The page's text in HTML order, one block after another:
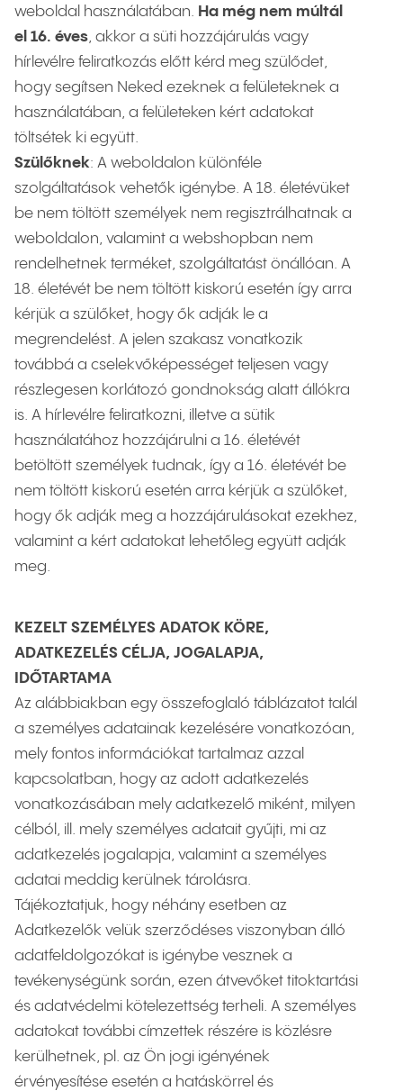
weboldal használatában. Ha még nem múltál
el 16. éves, akkor a süti hozzájárulás vagy
hírlevélre feliratkozás előtt kérd meg szülődet,
hogy segítsen Neked ezeknek a felületeknek a
használatában, a felületeken kért adatokat
töltsétek ki együtt.
Szülőknek: A weboldalon különféle
szolgáltatások vehetők igénybe. A 18. életévüket
be nem töltött személyek nem regisztrálhatnak a
weboldalon, valamint a webshopban nem
rendelhetnek terméket, szolgáltatást önállóan. A
18. életévét be nem töltött kiskorú esetén így arra
kérjük a szülőket, hogy ők adják le a
megrendelést. A jelen szakasz vonatkozik
továbbá a cselekvőképességet teljesen vagy
részlegesen korlátozó gondnokság alatt állókra
is. A hírlevélre feliratkozni, illetve a sütik
használatához hozzájárulni a 16. életévét
betöltött személyek tudnak, így a 16. életévét be
nem töltött kiskorú esetén arra kérjük a szülőket,
hogy ők adják meg a hozzájárulásokat ezekhez,
valamint a kért adatokat lehetőleg együtt adják
meg.
KEZELT SZEMÉLYES ADATOK KÖRE,
ADATKEZELÉS CÉLJA, JOGALAPJA,
IDŐTARTAMA
Az alábbiakban egy összefoglaló táblázatot talál
a személyes adatainak kezelésére vonatkozóan,
mely fontos információkat tartalmaz azzal
kapcsolatban, hogy az adott adatkezelés
vonatkozásában mely adatkezelő miként, milyen
célból, ill. mely személyes adatait gyűjti, mi az
adatkezelés jogalapja, valamint a személyes
adatai meddig kerülnek tárolásra.
Tájékoztatjuk, hogy néhány esetben az
Adatkezelők velük szerződéses viszonyban álló
adatfeldolgozókat is igénybe vesznek a
tevékenységünk során, ezen átvevőket titoktartási
és adatvédelmi kötelezettség terheli. A személyes
adatokat további címzettek részére is közlésre
kerülhetnek, pl. az Ön jogi igényének
érvényesítése esetén a hatáskörrel és